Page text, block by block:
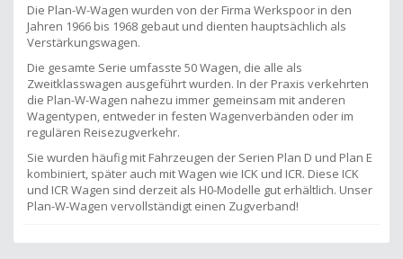
Die Plan-W-Wagen wurden von der Firma Werkspoor in den
Jahren 1966 bis 1968 gebaut und dienten hauptsächlich als
Verstärkungswagen.
Die gesamte Serie umfasste 50 Wagen, die alle als
Zweitklasswagen ausgeführt wurden. In der Praxis verkehrten
die Plan-W-Wagen nahezu immer gemeinsam mit anderen
Wagentypen, entweder in festen Wagenverbänden oder im
regulären Reisezugverkehr.
Sie wurden häufig mit Fahrzeugen der Serien Plan D und Plan E
kombiniert, später auch mit Wagen wie ICK und ICR. Diese ICK
und ICR Wagen sind derzeit als H0-Modelle gut erhältlich. Unser
Plan-W-Wagen vervollständigt einen Zugverband!